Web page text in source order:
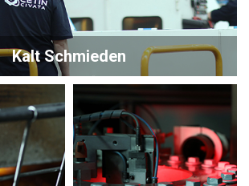
Kalt Schmieden